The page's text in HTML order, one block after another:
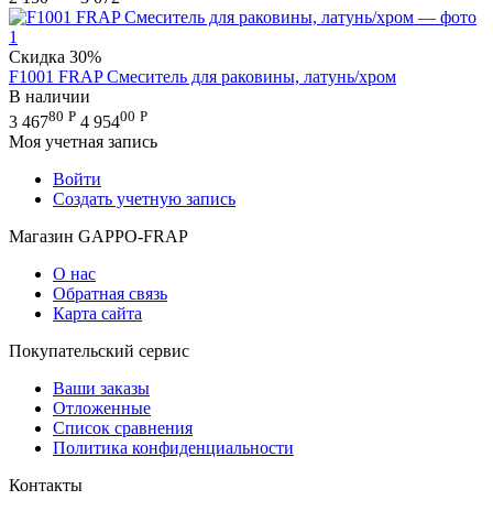
Скидка 30%
F1001 FRAP Смеситель для раковины, латунь/хром
В наличии
3 46780 Р 4 95400 Р
Моя учетная запись
Войти
Создать учетную запись
Магазин GAPPO-FRAP
О нас
Обратная связь
Карта сайта
Покупательский сервис
Ваши заказы
Отложенные
Список сравнения
Политика конфиденциальности
Контакты